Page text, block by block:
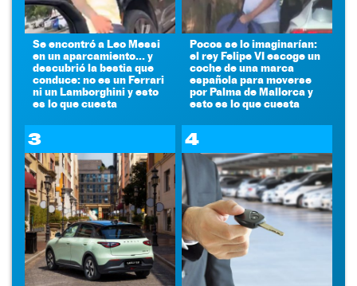
Se encontró a Leo Messi
en un aparcamiento... y
descubrió la bestia que
conduce: no es un Ferrari
ni un Lamborghini y esto
es lo que cuesta
Pocos se lo imaginarían:
el rey Felipe VI escoge un
coche de una marca
española para moverse
por Palma de Mallorca y
esto es lo que cuesta
3 4